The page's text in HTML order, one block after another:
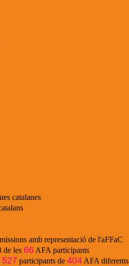
catalanes
amb representació de l'aFFaC
de les 66 AFA participants
527 participants de 404 AFA diferents